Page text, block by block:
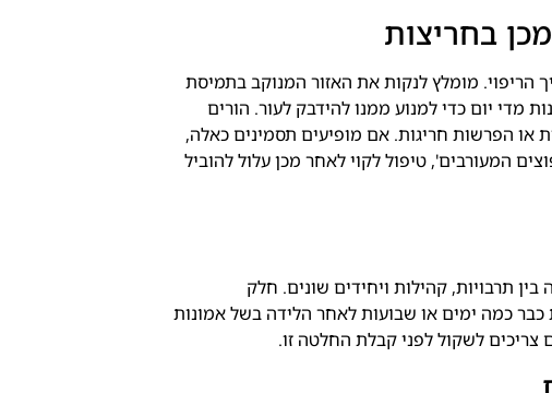
בחריצות
הריפוי. מומלץ לנקות את האזור המנוקב בתמיסת
מדי יום כדי למנוע ממנו להידבק לעור. הורים
או הפרשות חריגות. אם מופיעים תסמינים כאלה,
המעורבים', טיפול לקוי לאחר מכן עלול להוביל
תרבויות, קהילות ויחידים שונים. חלק
כבר כמה ימים או שבועות לאחר הלידה בשל אמונות
צריכים לשקול לפני קבלת החלטה זו.